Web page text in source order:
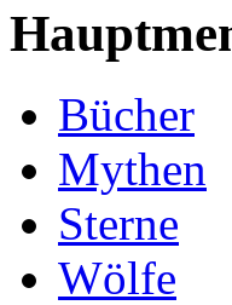
Bücher
Mythen
Sterne
Wölfe